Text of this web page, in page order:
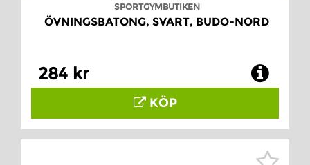
SPORTGYMBUTIKEN
ÖVNINGSBATONG, SVART, BUDO-NORD
284 kr
KÖP